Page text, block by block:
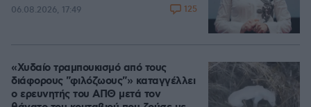
06.08.2026, 17:49 125
«Χυδαίο τραμπουκισμό από τους
διάφορους "φιλόζωους"» καταγγέλλει
ο ερευνητής του ΑΠΘ μετά τον